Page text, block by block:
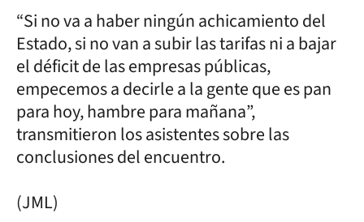
“Si no va a haber ningún achicamiento del
Estado, si no van a subir las tarifas ni a bajar
el déficit de las empresas públicas,
empecemos a decirle a la gente que es pan
para hoy, hambre para mañana”,
transmitieron los asistentes sobre las
conclusiones del encuentro.
(JML)